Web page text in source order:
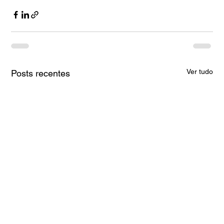
Posts recentes Ver tudo